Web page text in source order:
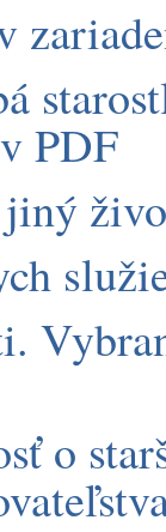
PDF
jiný
o